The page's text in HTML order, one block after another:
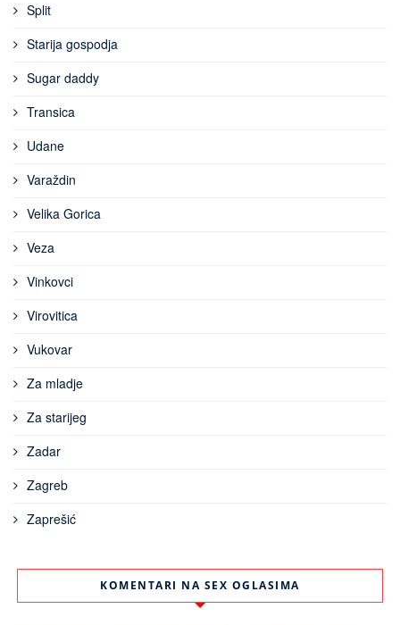
Split
Starija gospodja
Sugar daddy
Transica
Udane
Varaždin
Velika Gorica
Veza
Vinkovci
Virovitica
Vukovar
Za mladje
Za starijeg
Zadar
Zagreb
Zaprešić
KOMENTARI NA SEX OGLASIMA